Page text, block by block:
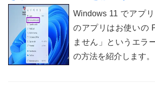
Windows 11 でアプ
のアプリはお使いの
ません」というエラ
の方法を紹介します。